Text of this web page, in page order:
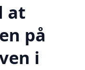
at
på
i